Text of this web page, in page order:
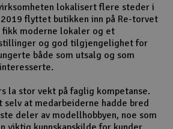
lokalisert flere steder i
flyttet butikken inn på Re-torvet
fikk moderne lokaler og et
og god tilgjengelighet for
både som utsalg og som
la stor vekt på faglig kompetanse.
selv at medarbeiderne hadde bred
deler av modellhobbyen, noe som